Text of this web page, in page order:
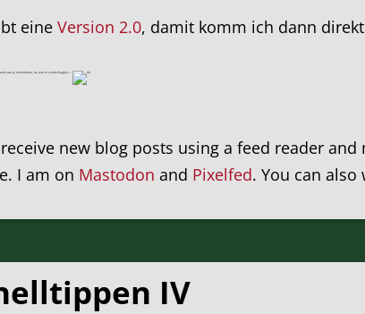
eine Version 2.0, damit komm ich dann
war ja obendrüber, da sind so Länderflaggen...
new blog posts using a feed reader and
I am on Mastodon and Pixelfed. You can
IV